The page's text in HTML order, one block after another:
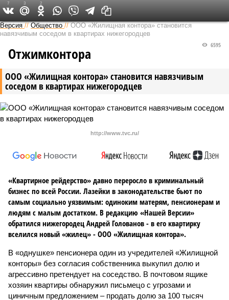
Версия в Кирове
Версия //Общество //ООО «Жилищная контора» становится
навязчивым соседом в квартирах нижегородцев
ООО «Жилищная контора» становится навязчивым
соседом в квартирах нижегородцев
6595
Отжимконтора
http://www.tvc.ru/
«Квартирное рейдерство» давно переросло в криминальный
бизнес по всей России. Лазейки в законодательстве бьют по
самым социально уязвимым: одиноким матерям, пенсионерам и
людям с малым достатком. В редакцию «Нашей Версии»
обратился нижегородец Андрей Голованов - в его квартирку
вселился новый «жилец» - ООО «Жилищная контора».
В «однушке» пенсионера один из учредителей «Жилищной
конторы» без согласия собственника выкупил долю и
агрессивно претендует на соседство. В почтовом ящике
хозяин квартиры обнаружил письмецо с угрозами и
циничным предложением – продать долю за 100 тысяч
7 3 2